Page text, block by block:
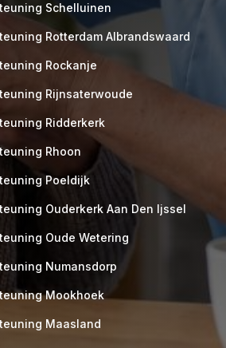
M
Schelluinen
Rotterdam Albrandswaard
Rockanje
Rijnsaterwoude
Ridderkerk
Rhoon
Poeldijk
Ouderkerk Aan Den Ijssel
Oude Wetering
Numansdorp
Mookhoek
Maasland